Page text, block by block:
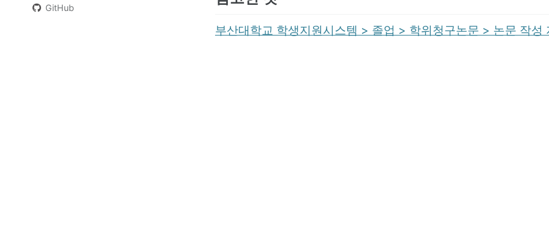
GitHub
부산대학교 학생지원시스템 > 졸업 > 학위청구논문 > 논문 작성